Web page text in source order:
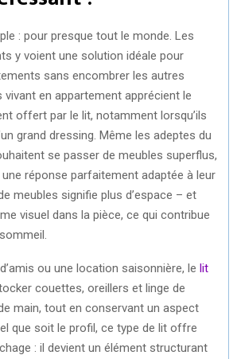
: pour presque tout le monde. Les
y voient une solution idéale pour
sans encombrer les autres
vivant en appartement apprécient le
offert par le lit, notamment lorsqu’ils
grand dressing. Même les adeptes du
se passer de meubles superflus,
réponse parfaitement adaptée à leur
meubles signifie plus d’espace – et
visuel dans la pièce, ce qui contribue
ou une location saisonnière, le lit
couettes, oreillers et linge de
main, tout en conservant un aspect
que soit le profil, ce type de lit offre
: il devient un élément structurant